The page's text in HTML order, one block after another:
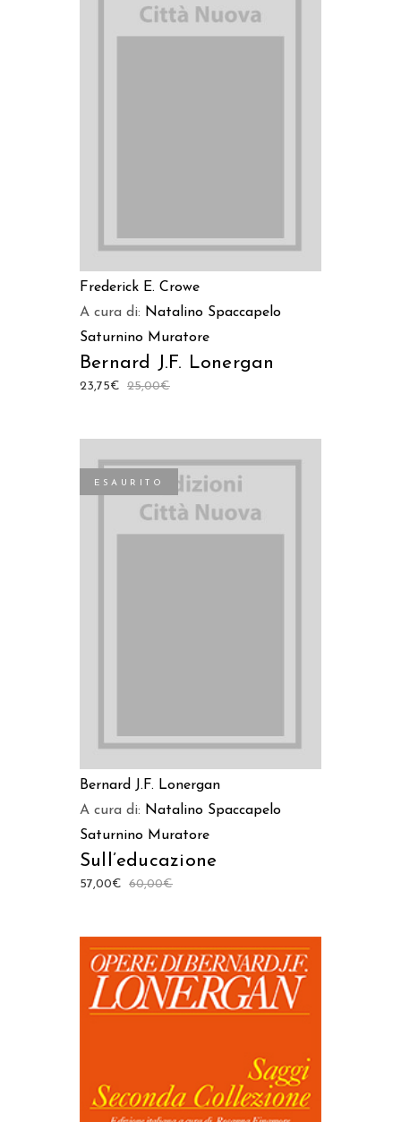
Frederick E. Crowe
A cura di: Natalino Spaccapelo
Saturnino Muratore
Bernard J.F. Lonergan
25,00€
23,75€
ESAURITO
Bernard J.F. Lonergan
A cura di: Natalino Spaccapelo
Saturnino Muratore
Sull’educazione
60,00€
57,00€